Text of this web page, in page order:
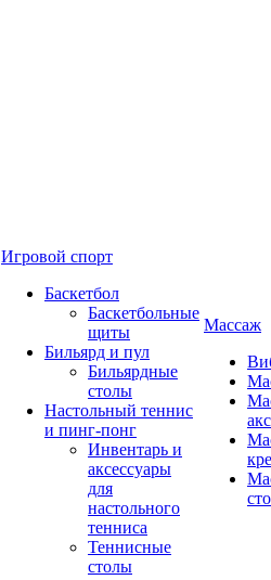
Игровой спорт
Баскетбол
Баскетбольные
щиты
Бильярд и пул
Бильярдные
столы
Настольный теннис
и пинг-понг
Инвентарь и
аксессуары
для
настольного
тенниса
Теннисные
столы
Массаж